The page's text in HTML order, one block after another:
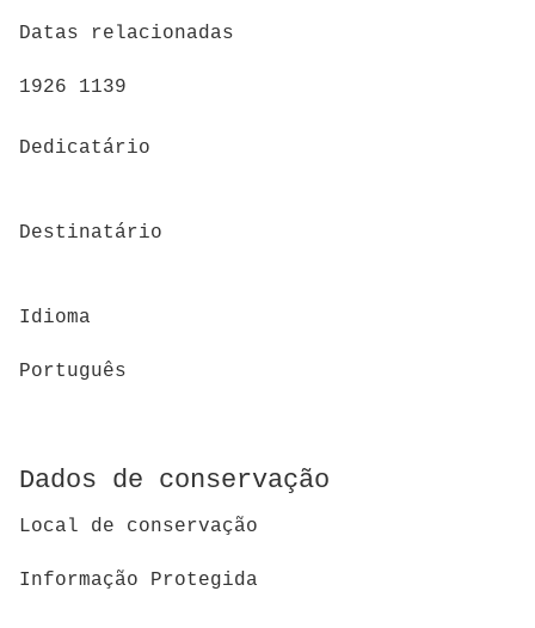
Datas relacionadas
1926 1139
Dedicatário
Destinatário
Idioma
Português
Dados de conservação
Local de conservação
Informação Protegida